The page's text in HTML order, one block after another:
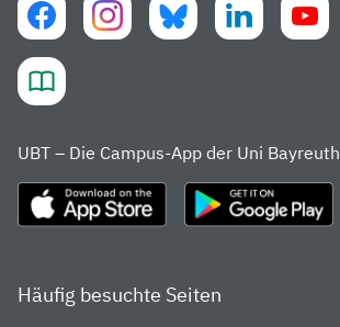
UBT – Die Campus-App der Uni Bayreuth
Häufig besuchte Seiten